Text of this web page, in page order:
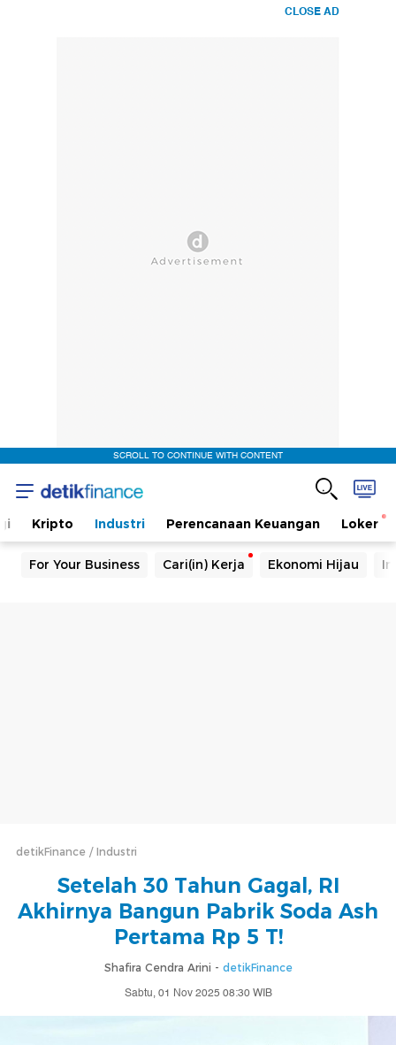
CLOSE AD
SCROLL TO CONTINUE WITH CONTENT
Kripto Industri Perencanaan Keuangan Loker
For Your Business Cari(in) Kerja Ekonomi Hijau
detikFinance Industri
Setelah 30 Tahun Gagal, RI
Akhirnya Bangun Pabrik Soda Ash
Pertama Rp 5 T!
Shafira Cendra Arini - detikFinance
Sabtu, 01 Nov 2025 08:30 WIB